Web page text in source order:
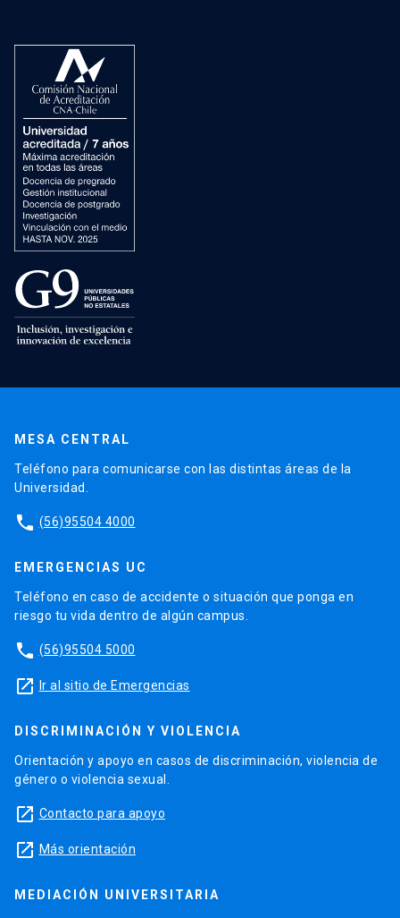
MESA CENTRAL
Teléfono para comunicarse con las distintas áreas de la
Universidad.
phone (56)95504 4000
EMERGENCIAS UC
Teléfono en caso de accidente o situación que ponga en
riesgo tu vida dentro de algún campus.
phone (56)95504 5000
launch Ir al sitio de Emergencias
DISCRIMINACIÓN Y VIOLENCIA
Orientación y apoyo en casos de discriminación, violencia de
género o violencia sexual.
launch Contacto para apoyo
launch Más orientación
MEDIACIÓN UNIVERSITARIA